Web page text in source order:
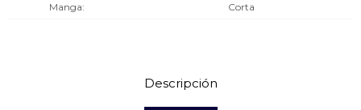
Manga
Corta
Descripción